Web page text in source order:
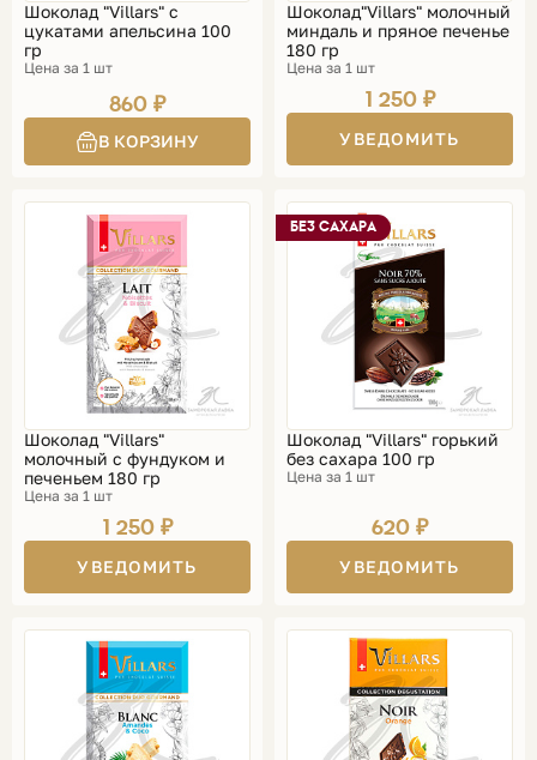
Шоколад "Villars" с
цукатами апельсина 100
гр
Цена за 1 шт
860 ₽
Шоколад"Villars" молочный
миндаль и пряное печенье
180 гр
Цена за 1 шт
1 250 ₽
УВЕДОМИТЬ
Шоколад "Villars"
молочный с фундуком и
печеньем 180 гр
Цена за 1 шт
1 250 ₽
УВЕДОМИТЬ
БЕЗ САХАРА
Шоколад "Villars" горький
без сахара 100 гр
Цена за 1 шт
620 ₽
УВЕДОМИТЬ